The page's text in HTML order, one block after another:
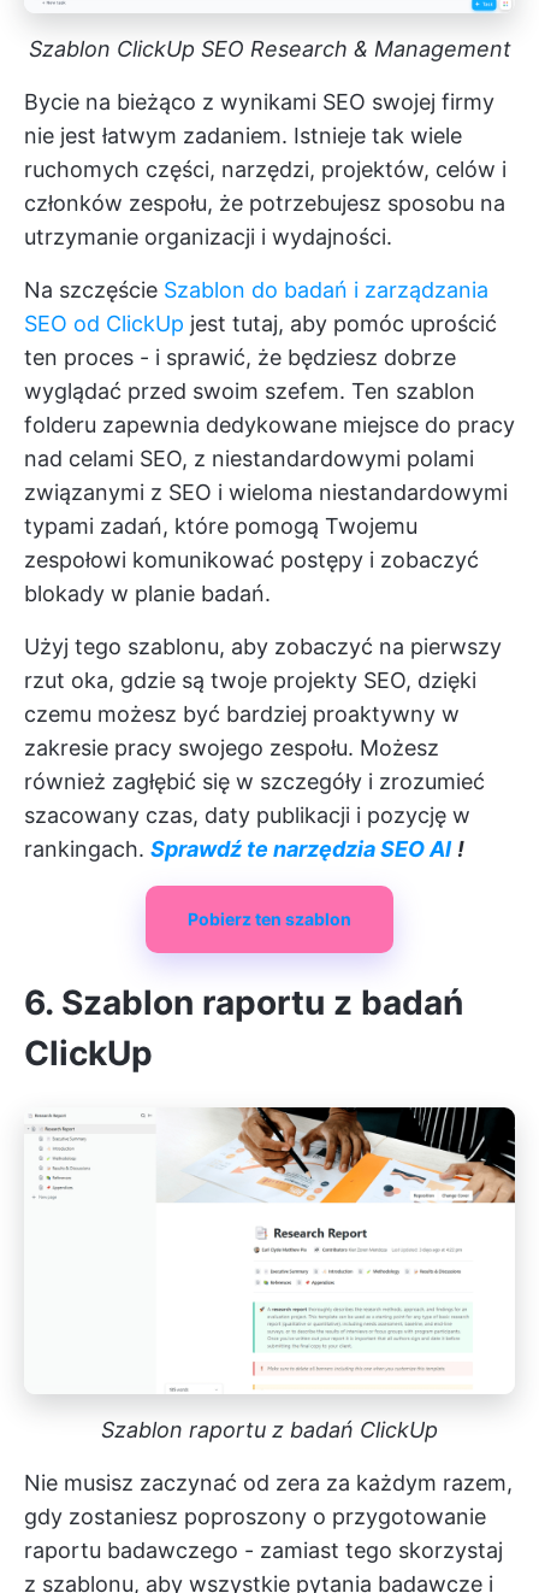
Szablon ClickUp SEO Research & Management
Bycie na bieżąco z wynikami SEO swojej firmy
nie jest łatwym zadaniem. Istnieje tak wiele
ruchomych części, narzędzi, projektów, celów i
członków zespołu, że potrzebujesz sposobu na
utrzymanie organizacji i wydajności.
Na szczęście Szablon do badań i zarządzania
SEO od ClickUp jest tutaj, aby pomóc uprościć
ten proces - i sprawić, że będziesz dobrze
wyglądać przed swoim szefem. Ten szablon
folderu zapewnia dedykowane miejsce do pracy
nad celami SEO, z niestandardowymi polami
związanymi z SEO i wieloma niestandardowymi
typami zadań, które pomogą Twojemu
zespołowi komunikować postępy i zobaczyć
blokady w planie badań.
Użyj tego szablonu, aby zobaczyć na pierwszy
rzut oka, gdzie są twoje projekty SEO, dzięki
czemu możesz być bardziej proaktywny w
zakresie pracy swojego zespołu. Możesz
również zagłębić się w szczegóły i zrozumieć
szacowany czas, daty publikacji i pozycję w
rankingach. Sprawdź te narzędzia SEO AI !
Pobierz ten szablon
6. Szablon raportu z badań
ClickUp
Szablon raportu z badań ClickUp
Nie musisz zaczynać od zera za każdym razem,
gdy zostaniesz poproszony o przygotowanie
raportu badawczego - zamiast tego skorzystaj
z szablonu, aby wszystkie pytania badawcze i